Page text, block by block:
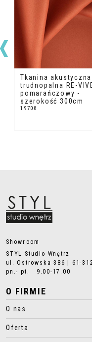
Tkanina
trudnopalna RE-
pomarańczowy -
szerokość 300cm
19708
Showroom
STYL Studio Wnętrz
ul. Ostrowska 386 | 61-
pn.- pt. 9.00-17.00
O FIRMIE
O nas
Oferta